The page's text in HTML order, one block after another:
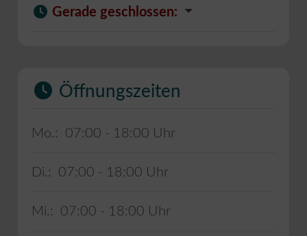
Gerade geschlossen:
Öffnungszeiten
Mo.: 07:00 - 18:00
Di.: 07:00 - 18:00
Mi.: 07:00 - 18:00